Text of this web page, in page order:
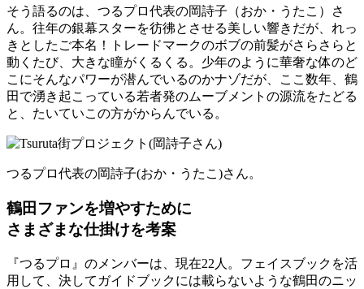
そう語るのは、つるプロ代表の岡詩子（おか・うたこ）さ
ん。往年の銀幕スターを彷彿とさせる美しい響きだが、れっ
きとしたご本名！トレードマークのボブの前髪がさらさらと
動くたび、大きな瞳がくるくる。少年のように華奢な体のど
こにそんなパワーが潜んでいるのかナゾだが、ここ数年、鶴
田で湧き起こっている若者発のムーブメントの源流をたどる
と、たいていこの方がからんでいる。
つるプロ代表の岡詩子(おか・うたこ)さん。
鶴田ファンを増やすために
さまざまな仕掛けを考案
『つるプロ』のメンバーは、現在22人。フェイスブックを活
用して、決してガイドブックには載らないような鶴田のニッ